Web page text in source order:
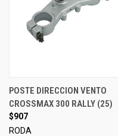
POSTE DIRECCION VENTO
CROSSMAX 300 RALLY (25)
$907
RODA